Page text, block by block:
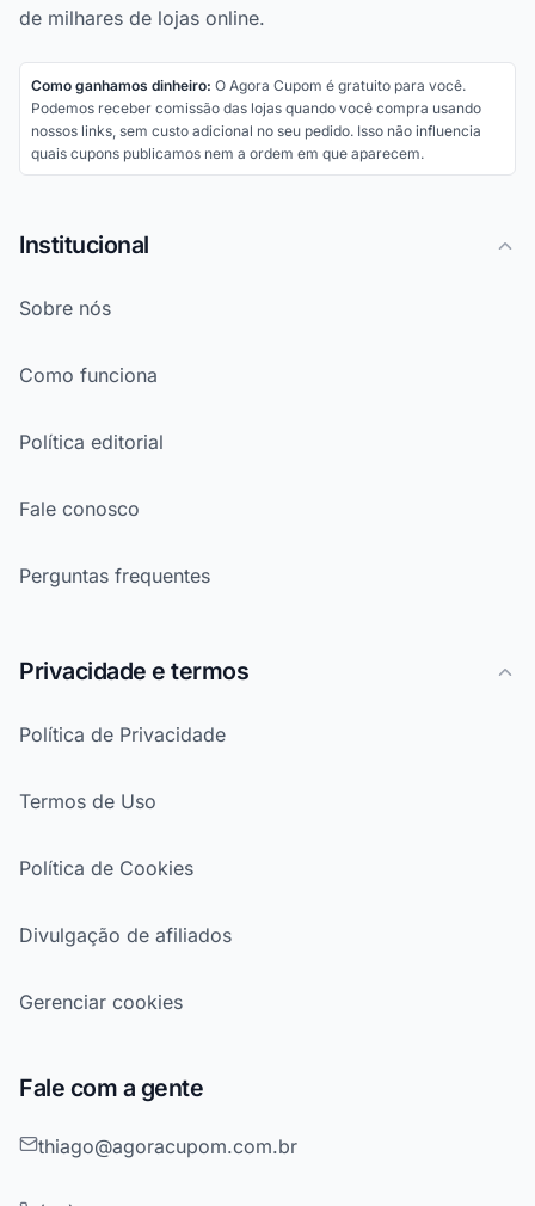
de milhares de lojas online.
Como ganhamos dinheiro: O Agora Cupom é gratuito para você.
Podemos receber comissão das lojas quando você compra usando
nossos links, sem custo adicional no seu pedido. Isso não influencia
quais cupons publicamos nem a ordem em que aparecem.
Institucional
Sobre nós
Como funciona
Política editorial
Fale conosco
Perguntas frequentes
Privacidade e termos
Política de Privacidade
Termos de Uso
Política de Cookies
Divulgação de afiliados
Gerenciar cookies
Fale com a gente
thiago@agoracupom.com.br